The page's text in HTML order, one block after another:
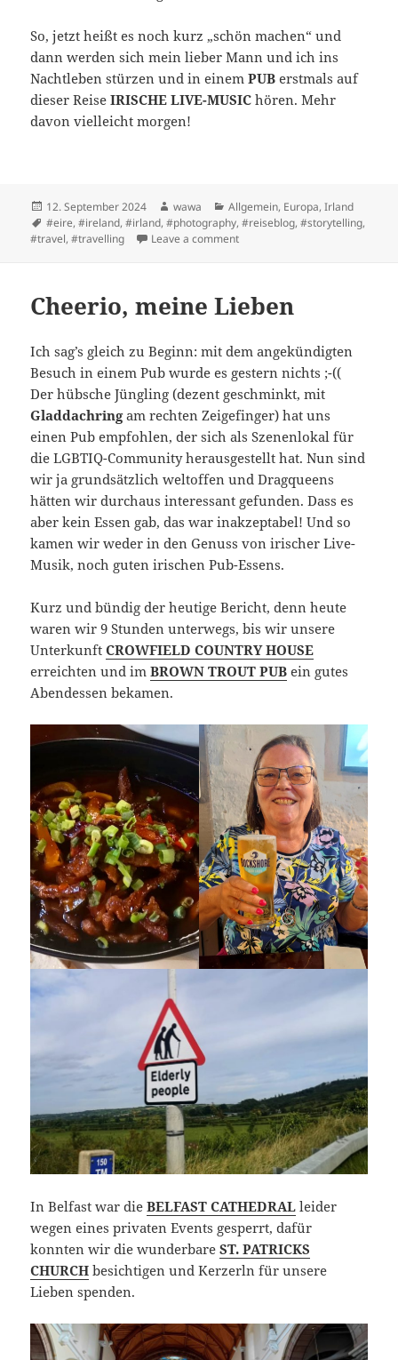
So, jetzt heißt es noch kurz „schön machen“ und
dann werden sich mein lieber Mann und ich ins
Nachtleben stürzen und in einemPUBerstmals auf
dieser ReiseIRISCHE LIVE-MUSIChören. Mehr
davon vielleicht morgen!
Posted
on
12. September 2024 Author
wawa Categories
Allgemein, Europa,Irland
Tags
#eire,#ireland,#irland,#photography,#reiseblog,#storytelling,
#travel,#travelling Leave a commenton Raus aus der Komfort Zone …
Cheerio, meine Lieben
Ich sag’s gleich zu Beginn: mit dem angekündigten
Besuch in einem Pub wurde es gestern nichts ;-((
Der hübsche Jüngling (dezent geschminkt, mit
Gladdachringam rechten Zeigefinger) hat uns
einen Pub empfohlen, der sich als Szenenlokal für
die LGBTIQ-Community herausgestellt hat. Nun sind
wir ja grundsätzlich weltoffen und Dragqueens
hätten wir durchaus interessant gefunden. Dass es
aber kein Essen gab, das war inakzeptabel! Und so
kamen wir weder in den Genuss von irischer Live-
Musik, noch guten irischen Pub-Essens.
Kurz und bündig der heutige Bericht, denn heute
waren wir 9 Stunden unterwegs, bis wir unsere
UnterkunftCROWFIELD COUNTRY HOUSE
erreichten und imBROWN TROUT PUB ein gutes
Abendessen bekamen.
In Belfast war dieBELFAST CATHEDRAL leider
wegen eines privaten Events gesperrt, dafür
konnten wir die wunderbareST. PATRICKS
CHURCH besichtigen und Kerzerln für unsere
Lieben spenden.